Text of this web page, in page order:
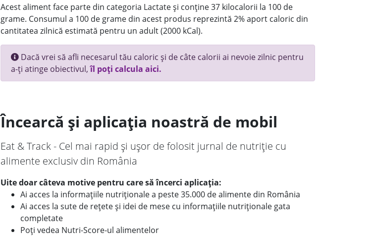
Acest aliment face parte din categoria Lactate și conține 37 kilocalorii la 100 de
grame. Consumul a 100 de grame din acest produs reprezintă 2% aport caloric din
cantitatea zilnică estimată pentru un adult (2000 kCal).
Dacă vrei să afli necesarul tău caloric și de câte calorii ai nevoie zilnic pentru
a-ți atinge obiectivul,îl poți calcula aici.
Încearcă și aplicația noastră de mobil
Eat & Track - Cel mai rapid și ușor de folosit jurnal de nutriție cu
alimente exclusiv din România
Uite doar câteva motive pentru care să încerci aplicația:
Ai acces la informațiile nutriționale a peste 35.000 de alimente din România
Ai acces la sute de rețete și idei de mese cu informațiile nutriționale gata
completate
Poți vedea Nutri-Score-ul alimentelor